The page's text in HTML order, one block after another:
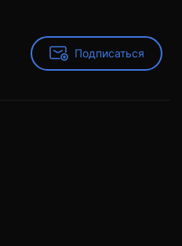
Подписаться
Подписаться